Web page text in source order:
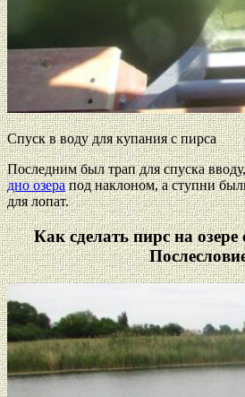
Спуск в воду для купания с пирса
Последним был трап для спуска
дно озерапод наклоном, а ступни
для лопат.
Как сделать пирс на